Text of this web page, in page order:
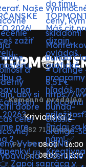
Kamenná predajňa
Krivianska 2
082 71 Lipany
Po - Pi:
So:
08:00 - 16:00
08:00 - 12:00